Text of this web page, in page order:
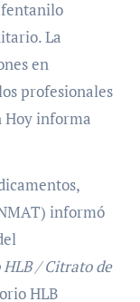
La
en
profesionales
Hoy informa
informó
/ Citrato de
HLB